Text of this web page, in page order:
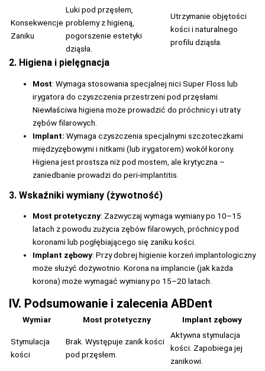
Konsekwencje
Zaniku
Luki pod przęsłem,
problemy z higieną,
pogorszenie estetyki
dziąsła.
Utrzymanie objętości
kości i naturalnego
profilu dziąsła.
2. Higiena i pielęgnacja
Most: Wymaga stosowania specjalnej nici Super Floss lub
irygatora do czyszczenia przestrzeni pod przęsłami.
Niewłaściwa higiena może prowadzić do próchnicy i utraty
zębów filarowych.
Implant: Wymaga czyszczenia specjalnymi szczoteczkami
międzyzębowymi i nitkami (lub irygatorem) wokół korony.
Higiena jest prostsza niż pod mostem, ale krytyczna –
zaniedbanie prowadzi do peri-implantitis.
3. Wskaźniki wymiany (żywotność)
Most protetyczny: Zazwyczaj wymaga wymiany po 10–15
latach z powodu zużycia zębów filarowych, próchnicy pod
koronami lub pogłębiającego się zaniku kości.
Implant zębowy: Przy dobrej higienie korzeń implantologiczny
może służyć dożywotnio. Korona na implancie (jak każda
korona) może wymagać wymiany po 15–20 latach.
IV. Podsumowanie i zalecenia ABDent
Wymiar Most protetyczny Implant zębowy
Stymulacja
kości
Brak. Występuje zanik kości
pod przęsłem.
Aktywna stymulacja
kości. Zapobiega jej
zanikowi.